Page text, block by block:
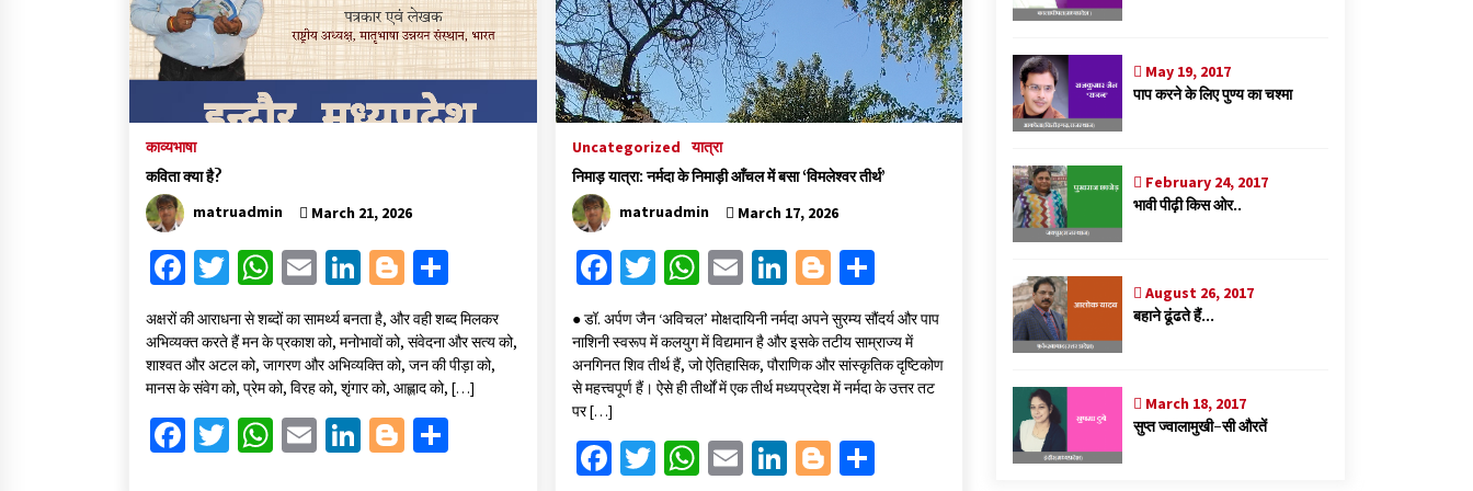
हिन्दी कवि सम्मेलन आज भी अकेला है ओम जी के
बिना….
July 7, 2023
काव्यभाषा
कविता क्या है?
matruadmin
March 21, 2026
Fa
ce
b
o
o
k
T
wi
tt
er
W
h
at
sA
p
p
E
m
ai
l
Li
n
ke
dI
n
Bl
gg
er
h
ar
e
अक्षरों की आराधना से शब्दों का सामर्थ्य बनता है, और वही शब्द मिलकर
अभिव्यक्त करते हैं मन के प्रकाश को, मनोभावों को, संवेदना और सत्य को,
शाश्वत और अटल को, जागरण और अभिव्यक्ति को, जन की पीड़ा को,
मानस के संवेग को, प्रेम को, विरह को, शृंगार को, आह्लाद को, […]
Fa T
W E
Li Bl
Uncategorized यात्रा
निमाड़ यात्रा: नर्मदा के निमाड़ी आँचल में बसा ‘विमलेश्वर तीर्थ’
matruadmin
March 17, 2026
Fa
ce
b
o
o
k
T
wi
tt
er
W
h
at
sA
p
p
E
m
ai
l
Li
n
ke
dI
n
Bl
gg
er
S
h
ar
e
● डॉ. अर्पण जैन ‘अविचल’ मोक्षदायिनी नर्मदा अपने सुरम्य सौंदर्य और पाप
नाशिनी स्वरूप में कलयुग में विद्यमान है और इसके तटीय साम्राज्य में
अनगिनत शिव तीर्थ हैं, जो ऐतिहासिक, पौराणिक और सांस्कृतिक दृष्टिकोण
से महत्त्वपूर्ण हैं। ऐसे ही तीर्थों में एक तीर्थ मध्यप्रदेश में नर्मदा के उत्तर तट
पर […]
Fa T W E Li Bl S
May 19, 2017
पाप करने के लिए पुण्य का चश्मा
February 24, 2017
भावी पीढ़ी किस ओर..
August 26, 2017
बहाने ढूंढते हैं…
March 18, 2017
सुप्त ज्वालामुखी-सी औरतें